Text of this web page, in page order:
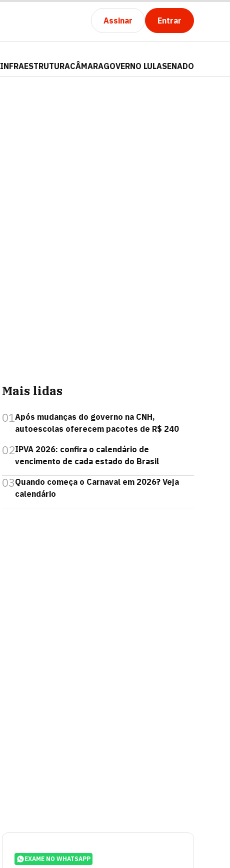
Assinar Entrar
INFRAESTRUTURACÂMARAGOVERNO LULASENADO
Mais lidas
01Após mudanças do governo na CNH,
autoescolas oferecem pacotes de R$ 240
02IPVA 2026: confira o calendário de
vencimento de cada estado do Brasil
03Quando começa o Carnaval em 2026? Veja
calendário
EXAME NO WHATSAPP